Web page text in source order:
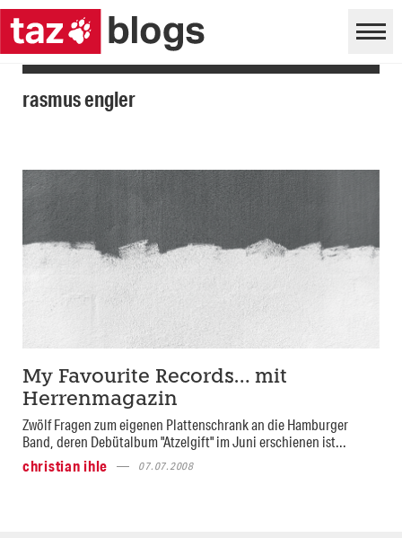
rasmus engler
My Favourite Records… mit
Herrenmagazin
Zwölf Fragen zum eigenen Plattenschrank an die Hamburger
Band, deren Debütalbum "Atzelgift" im Juni erschienen ist...
christian ihle
07.07.2008